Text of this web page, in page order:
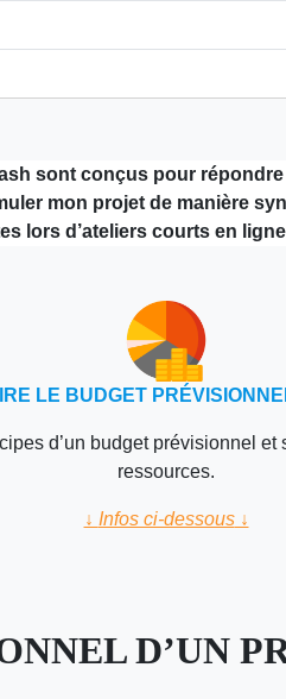
sont conçus pour
mon projet de manière
lors d’ateliers courts en
LE BUDGET
d’un budget prévisionnel
ressources.
↓ Infos ci-dessous↓
D’UN